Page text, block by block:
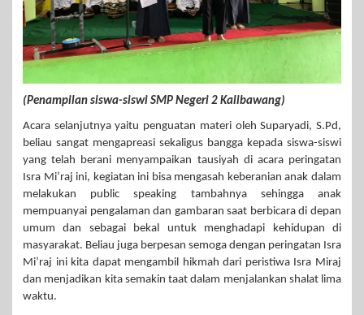
(Penampilan siswa-siswi SMP Negeri 2 Kalibawang)
Acara selanjutnya yaitu penguatan materi oleh Suparyadi, S.Pd,
beliau sangat mengapreasi sekaligus bangga kepada siswa-siswi
yang telah berani menyampaikan tausiyah di acara peringatan
Isra Mi’raj ini, kegiatan ini bisa mengasah keberanian anak dalam
melakukan public speaking tambahnya sehingga anak
mempuanyai pengalaman dan gambaran saat berbicara di depan
umum dan sebagai bekal untuk menghadapi kehidupan di
masyarakat. Beliau juga berpesan semoga dengan peringatan Isra
Mi’raj ini kita dapat mengambil hikmah dari peristiwa Isra Miraj
dan menjadikan kita semakin taat dalam menjalankan shalat lima
waktu.